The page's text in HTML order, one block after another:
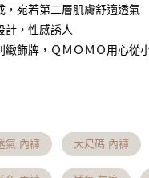
中國信託商業
永豐商業銀行
付你分期」，訂單成立後會自動跳
，選擇欲分期的期數、繳款截止
期數及費用金額請依後續交易確
如未前往確認交易或遇審核未通
收到商品之後才付款」的支付方
員、不需綁卡、不需儲值。
，宛若第二層肌膚舒適透氣
計，性感誘人
緻飾牌，ＱＭＯＭＯ用心從
氣 內褲 大尺碼 內褲